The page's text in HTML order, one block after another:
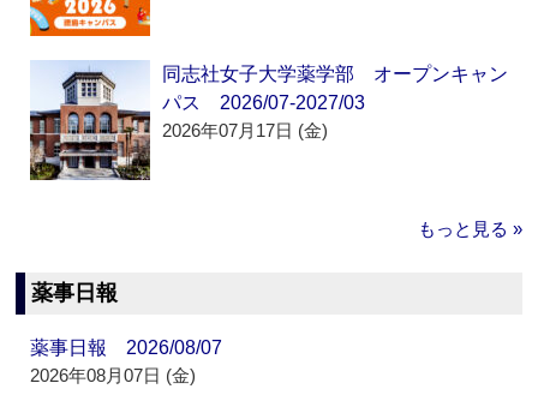
同志社女子大学薬学部 オープンキャン
パス 2026/07-2027/03
2026年07月17日 (金)
もっと見る »
薬事日報
薬事日報 2026/08/07
2026年08月07日 (金)